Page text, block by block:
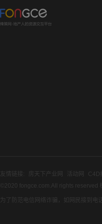
友情链接: 房天下产业网 活动网 C4D
©2020 fongce.com.All rights reserved
为了防范电信网络诈骗，如网民接到电